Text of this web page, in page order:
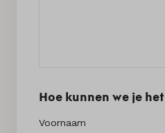
Hoe kunnen we je
Voornaam